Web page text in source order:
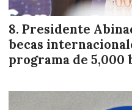
Presidente
becas
programa de 5,000